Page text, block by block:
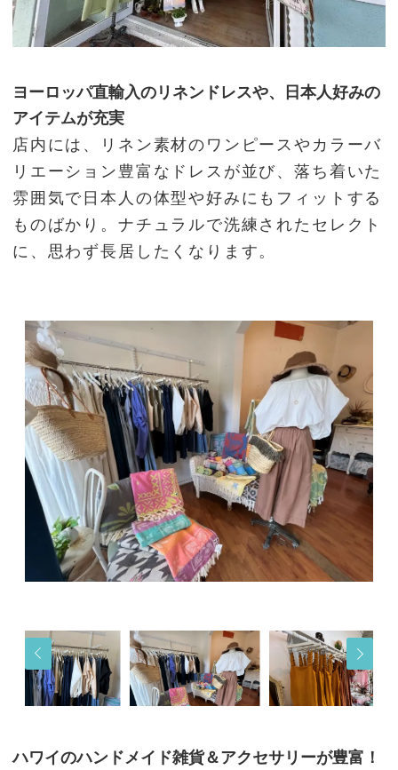
ヨーロッパ直輸入のリネンドレスや、日本人好みの
アイテムが充実
店内には、リネン素材のワンピースやカラーバ
リエーション豊富なドレスが並び、落ち着いた
雰囲気で日本人の体型や好みにもフィットする
ものばかり。ナチュラルで洗練されたセレクト
に、思わず長居したくなります。
ハワイのハンドメイド雑貨＆アクセサリーが豊富！